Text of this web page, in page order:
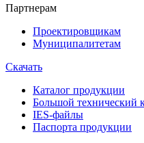
Партнерам
Проектировщикам
Муниципалитетам
Скачать
Каталог продукции
Большой технический
IES-файлы
Паспорта продукции